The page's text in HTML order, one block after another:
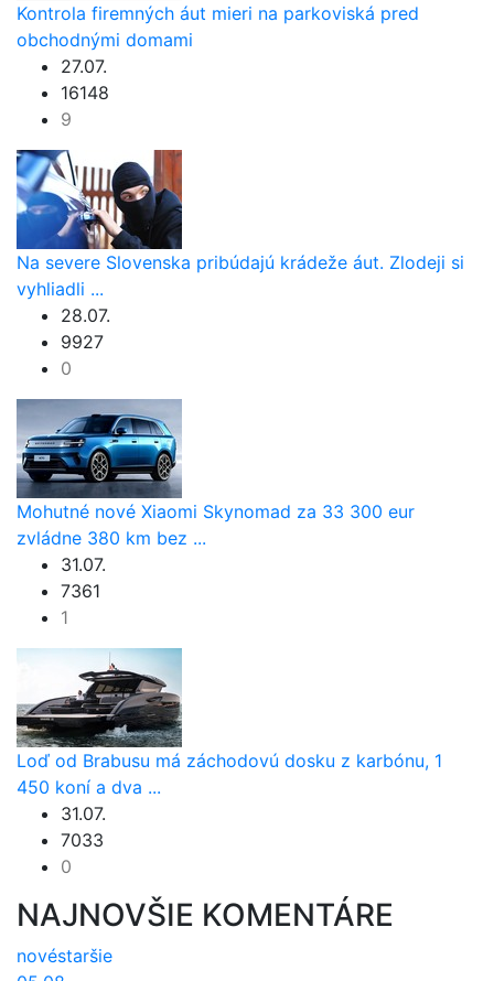
Kontrola firemných áut mieri na parkoviská pred
obchodnými domami
27.07.
16148
9
Na severe Slovenska pribúdajú krádeže áut. Zlodeji si
vyhliadli ...
28.07.
9927
0
Mohutné nové Xiaomi Skynomad za 33 300 eur
zvládne 380 km bez ...
31.07.
7361
1
Loď od Brabusu má záchodovú dosku z karbónu, 1
450 koní a dva ...
31.07.
7033
0
NAJNOVŠIE KOMENTÁRE
novéstaršie